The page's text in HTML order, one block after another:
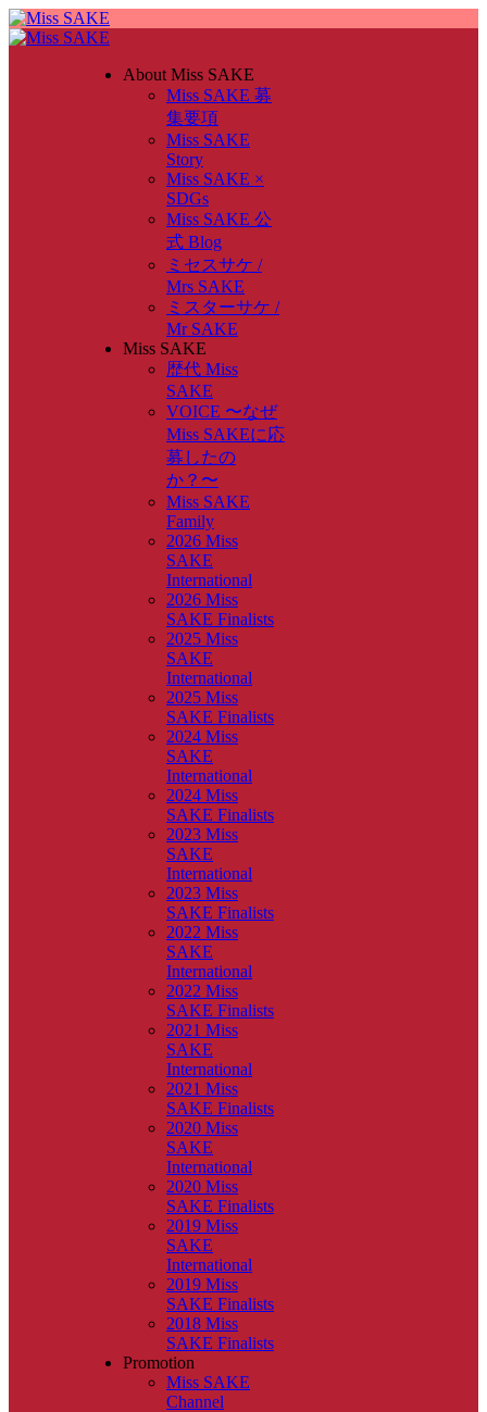
About Miss SAKE
Miss SAKE 募
集要項
Miss SAKE
Story
Miss SAKE ×
SDGs
Miss SAKE 公
式 Blog
ミセスサケ /
Mrs SAKE
ミスターサケ /
Mr SAKE
Miss SAKE
歴代 Miss
SAKE
VOICE 〜なぜ
Miss SAKEに応
募したの
か？〜
Miss SAKE
Family
2026 Miss
SAKE
International
2026 Miss
SAKE Finalists
2025 Miss
SAKE
International
2025 Miss
SAKE Finalists
2024 Miss
SAKE
International
2024 Miss
SAKE Finalists
2023 Miss
SAKE
International
2023 Miss
SAKE Finalists
2022 Miss
SAKE
International
2022 Miss
SAKE Finalists
2021 Miss
SAKE
International
2021 Miss
SAKE Finalists
2020 Miss
SAKE
International
2020 Miss
SAKE Finalists
2019 Miss
SAKE
International
2019 Miss
SAKE Finalists
2018 Miss
SAKE Finalists
Promotion
Miss SAKE
Channel